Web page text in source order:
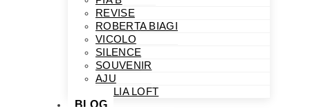
REVISE
ROBERTA BIAGI
VICOLO
SILENCE
SOUVENIR
AJU
PHILIA LOFT
BLOG